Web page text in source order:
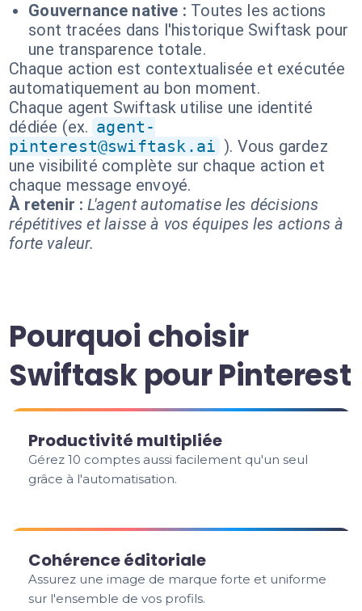
Gouvernance native : Toutes les actions
sont tracées dans l'historique Swiftask pour
une transparence totale.
Chaque action est contextualisée et exécutée
automatiquement au bon moment.
Chaque agent Swiftask utilise une identité
dédiée (ex. agent-
pinterest@swiftask.ai ). Vous gardez
une visibilité complète sur chaque action et
chaque message envoyé.
À retenir : L'agent automatise les décisions
répétitives et laisse à vos équipes les actions à
forte valeur.
Pourquoi choisir
Swiftask pour Pinterest
Productivité multipliée
Gérez 10 comptes aussi facilement qu'un seul
grâce à l'automatisation.
Cohérence éditoriale
Assurez une image de marque forte et uniforme
sur l'ensemble de vos profils.